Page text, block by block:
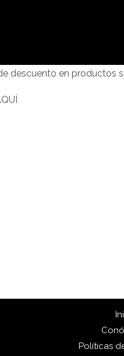
descuento en productos
Políticas